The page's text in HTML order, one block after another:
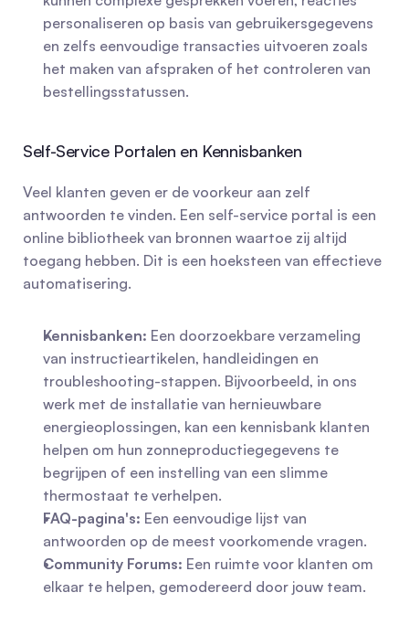
personaliseren op basis van gebruikersgegevens
en zelfs eenvoudige transacties uitvoeren zoals
het maken van afspraken of het controleren van
bestellingsstatussen.
Self-Service Portalen en Kennisbanken
Veel klanten geven er de voorkeur aan zelf
antwoorden te vinden. Een self-service portal is een
online bibliotheek van bronnen waartoe zij altijd
toegang hebben. Dit is een hoeksteen van effectieve
automatisering.
Kennisbanken: Een doorzoekbare verzameling
van instructieartikelen, handleidingen en
troubleshooting-stappen. Bijvoorbeeld, in ons
werk met de installatie van hernieuwbare
energieoplossingen, kan een kennisbank klanten
helpen om hun zonneproductiegegevens te
begrijpen of een instelling van een slimme
thermostaat te verhelpen.
FAQ-pagina's: Een eenvoudige lijst van
antwoorden op de meest voorkomende vragen.
Community Forums: Een ruimte voor klanten om
elkaar te helpen, gemodereerd door jouw team.